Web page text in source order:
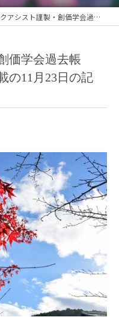
ト謹製・創価学会過去帳【新時代過去帳】に記載の11月23日の記念日です。
価学会過去帳
の11月23日の記